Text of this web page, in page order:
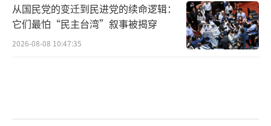
从国民党的变迁到民进党的续命逻辑：
它们最怕“民主台湾”叙事被揭穿
2026-08-08 10:47:35